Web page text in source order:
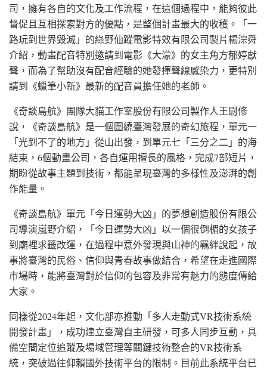
司，擁有各自的文化及工作流程，在這個過程中，能夠彼此
督促且互相探索對方的優點，是整個計畫最大的收穫。「一
路玩到世界毀滅」的綠野仙蹤電影特效有限公司製片楊淙舜
介紹，動畫配音特別邀請到電影《大濛》的女主角方郁婷獻
聲，而為了幫助沒有配音經驗的她發揮聲線感染力，更特別
請到《蠟筆小新》最新的配音員擔任她的老師。
《奇談島航》團隊大貓工作室股份有限公司製作人王尉修
說，《奇談島航》是一個圍繞臺灣發展的奇幻旅程，單元一
「光到不了的地方」從山出發，到單元七「三分之二」的海
結束，6個動畫公司，各自運用擅長的風格，完成7部短片，
期盼從故事主題到技術，都能呈現臺灣的多樣性及澎湃的創
作能量。
《奇談島航》單元「今日運勢大凶」的夢想創造股份有限公
司導演嵐野介紹，「今日運勢大凶」以一個很倒楣的女孩子
到廟裡求籤改運，在過程中意外發現與山神的羈絆說起，故
事將臺灣的民俗、信仰與青春故事做結合，希望在走進國際
市場時，能將臺灣對於信仰的包容及非常有魅力的態度傳給
大家。
同樣從2024年起，文化部亦推動「多人走動式VR技術系統
開發計畫」，成功建立臺灣自主研發，可多人同步互動，具
備空間定位追蹤及場域管理等關鍵技術整合的VR技術系
統，突破過往仰賴國外技術平台的限制。目前此系統平台已